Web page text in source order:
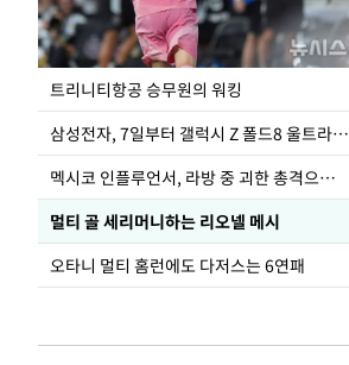
트리니티항공 승무원의 워킹
삼성전자, 7일부터 갤럭시 Z 폴드8 울트라·폴드8·플립8 출시
멕시코 인플루언서, 라방 중 괴한 총격으로 사망
멀티 골 세리머니하는 리오넬 메시
오타니 멀티 홈런에도 다저스는 6연패